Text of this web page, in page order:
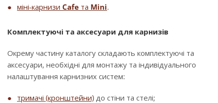
міні-карнизи Cafe та Mini.
Комплектуючі та аксесуари для карнизів
Окрему частину каталогу складають комплектуючі та
аксесуари, необхідні для монтажу та індивідуального
налаштування карнизних систем:
тримачі (кронштейни) до стіни та стелі;